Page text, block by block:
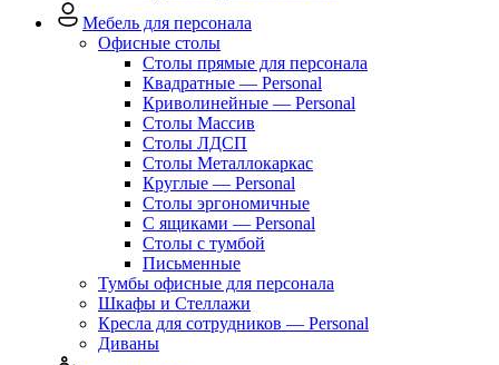
Мебель для персонала
Офисные столы
Столы прямые для персонала
Квадратные — Personal
Криволинейные — Personal
Столы Массив
Столы ЛДСП
Столы Металлокаркас
Круглые — Personal
Столы эргономичные
С ящиками — Personal
Столы с тумбой
Письменные
Тумбы офисные для персонала
Шкафы и Стеллажи
Кресла для сотрудников — Personal
Диваны